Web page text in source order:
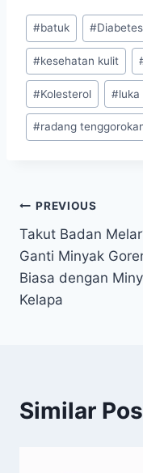
Post
Tags:
#batuk #Diabetes
#kesehatan kulit
#Kolesterol #luka
#radang
Navigasi
pos
PREVIOUS
Takut Badan
Ganti Minyak
Biasa dengan
Kelapa
Similar